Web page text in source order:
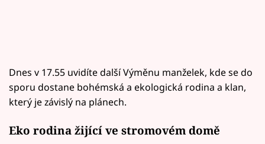
Dnes v 17.55 uvidíte další Výměnu manželek, kde se do
sporu dostane bohémská a ekologická rodina a klan,
který je závislý na plánech.
Eko rodina žijící ve stromovém domě